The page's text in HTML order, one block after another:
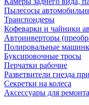
Пылесосы
Транспондеры
Кофеварки и чайники
Автоинверторы
Полировальные
Буксировочные тросы
Перчатки рабочие
Разветвители гнезда
Секретки на колеса
Аксессуары для